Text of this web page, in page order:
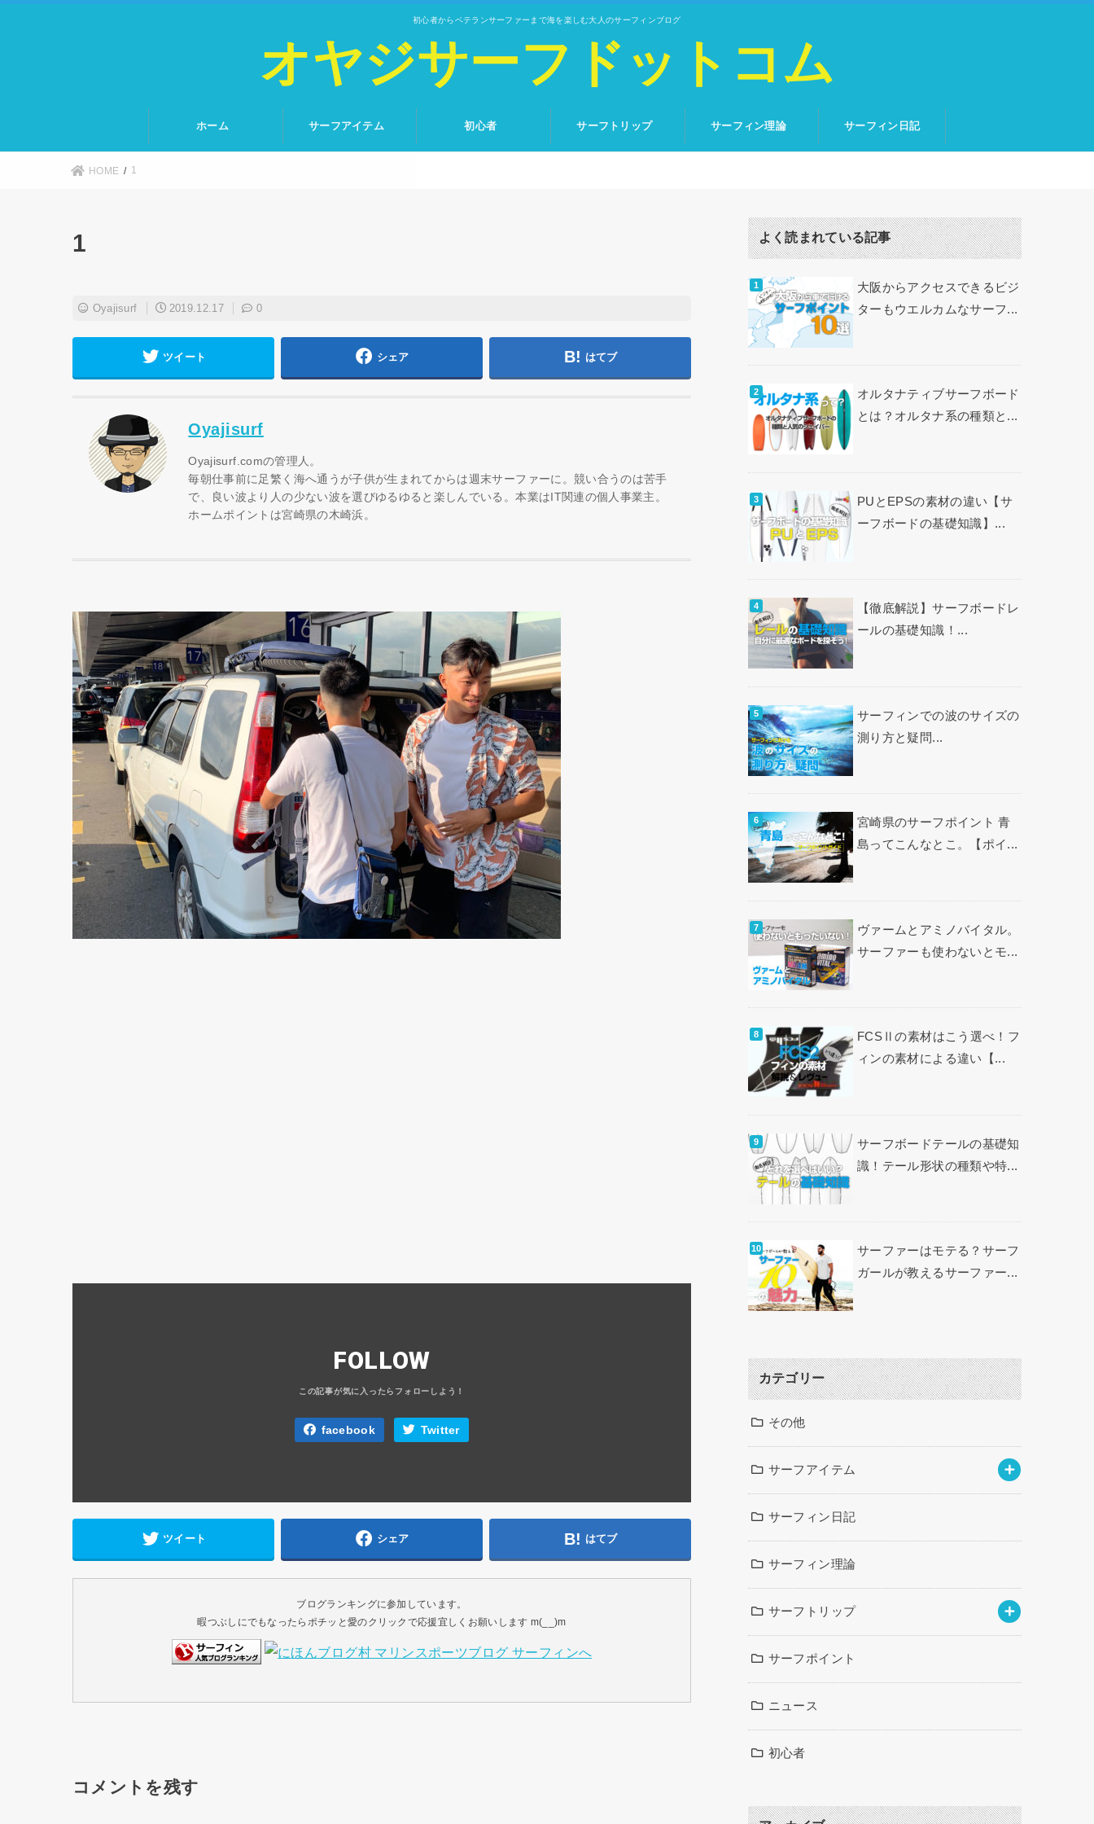
初心者からベテランサーファーまで海を楽しむ大人のサーフィンブログ
オヤジサーフドットコム
ホーム サーフアイテム 初心者 サーフトリップ サーフィン理論 サーフィン日記
HOME 1
1
Oyajisurf 2019.12.17 0
ツイート シェア はてブ
Oyajisurf
Oyajisurf.comの管理人。
毎朝仕事前に足繁く海へ通うが子供が生まれてからは週末サーファーに。競い合うのは苦手
で、良い波より人の少ない波を選びゆるゆると楽しんでいる。本業はIT関連の個人事業主。
ホームポイントは宮崎県の木崎浜。
FOLLOW
facebook Twitter
ツイート シェア はてブ
ブログランキングに参加しています。
暇つぶしにでもなったらポチッと愛のクリックで応援宜しくお願いします m(__)m
コメントを残す
よく読まれている記事
大阪からアクセスできるビジ
ターもウエルカムなサーフ...
オルタナティブサーフボード
とは？オルタナ系の種類と...
PUとEPSの素材の違い【サ
ーフボードの基礎知識】...
【徹底解説】サーフボードレ
ールの基礎知識！...
サーフィンでの波のサイズの
測り方と疑問...
宮崎県のサーフポイント 青
島ってこんなとこ。【ポイ...
ヴァームとアミノバイタル。
サーファーも使わないとモ...
FCSⅡの素材はこう選べ！フ
ィンの素材による違い【...
サーフボードテールの基礎知
識！テール形状の種類や特...
サーファーはモテる？サーフ
ガールが教えるサーファー...
カテゴリー
その他
サーフアイテム
サーフィン日記
サーフィン理論
サーフトリップ
サーフポイント
ニュース
初心者